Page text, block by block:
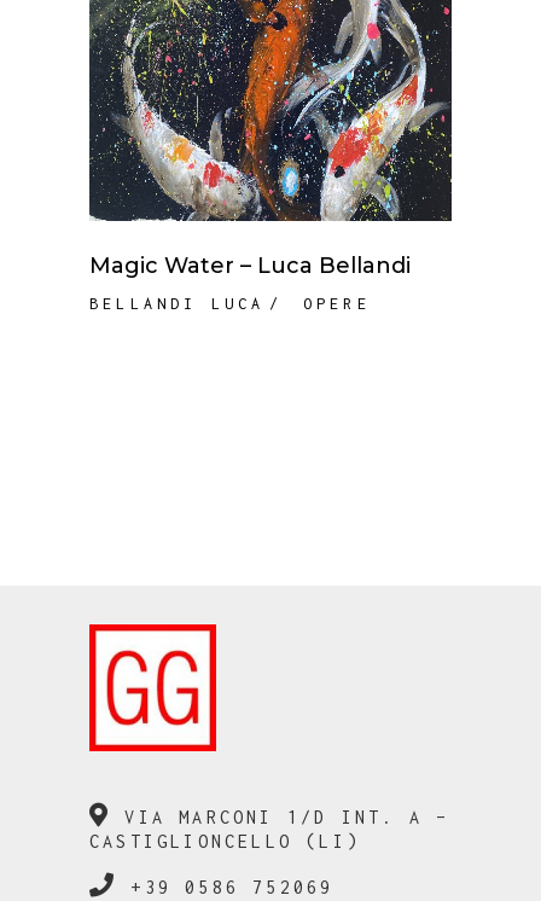
Magic Water – Luca Bellandi
BELLANDI LUCA OPERE
VIA MARCONI 1/D INT. A –
CASTIGLIONCELLO (LI)
+39 0586 752069